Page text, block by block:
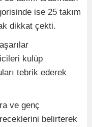
ise 25 takım
dikkat çekti.
kulüp
tebrik ederek
ve genç
belirterek